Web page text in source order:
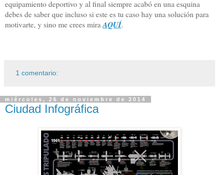
equipamiento deportivo y al final siempre acabó en una esquina
debes de saber que incluso si este es tu caso hay una solución para
motivarte, y sino me crees miraAQUÍ.
1 comentario:
miércoles, 26 de noviembre de 2014
Ciudad Infográfica